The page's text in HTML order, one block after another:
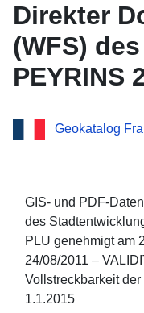
Direkter
(WFS)
PEYRINS
24/08/
FIN: 11/10/
Änderung
am
Geokatalog
GIS- und PDF-
des
PLU genehmigt am
24/08/2011 –
Vollstreckbarkeit
1.1.2015